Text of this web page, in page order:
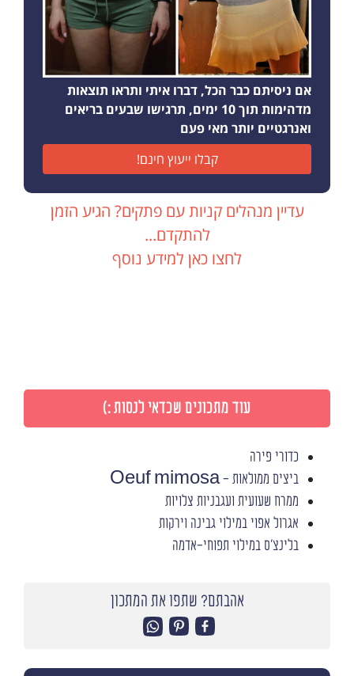
אם ניסיתם כבר הכל, דברו איתי ותראו תוצאות
מדהימות תוך 10 ימים, תרגישו שבעים בריאים
ואנרגטיים יותר מאי פעם
קבלו ייעוץ חינם!
עדיין מנהלים קניות עם פתקים? הגיע הזמן
להתקדם...
לחצו כאן למידע נוסף
עוד מתכונים שכדאי לנסות :)
כדורי פירה
ביצים ממולאות - Oeuf mimosa
ממרח שעועית ועגבניות צלויות
אגרול אפוי במילוי גבינה וירקות
בלינצ'ס במילוי תפוחי-אדמה
אהבתם? שתפו את המתכון